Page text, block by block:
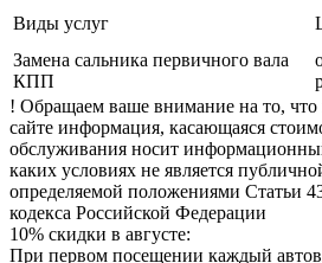
Виды услуг
Замена сальника первичного вала
КПП
! Обращаем ваше внимание на то, что
сайте информация, касающаяся
обслуживания носит
каких условиях не является
определяемой положениями Статьи
кодекса Российской Федерации
10% скидки в августе:
При первом посещении каждый